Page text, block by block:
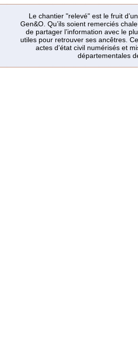
Le chantier "relevé" est le fruit
Gen&O. Qu’ils soient remerciés
de partager l’information avec le
utiles pour retrouver ses ancêtres.
actes d’état civil numérisés et
départementales